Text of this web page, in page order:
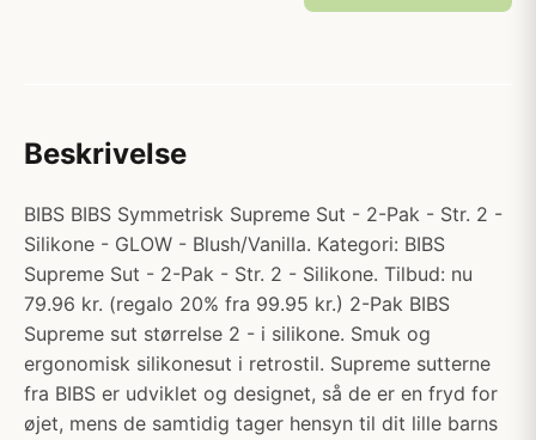
Beskrivelse
BIBS BIBS Symmetrisk Supreme Sut - 2-Pak - Str. 2 -
Silikone - GLOW - Blush/Vanilla. Kategori: BIBS
Supreme Sut - 2-Pak - Str. 2 - Silikone. Tilbud: nu
79.96 kr. (regalo 20% fra 99.95 kr.) 2-Pak BIBS
Supreme sut størrelse 2 - i silikone. Smuk og
ergonomisk silikonesut i retrostil. Supreme sutterne
fra BIBS er udviklet og designet, så de er en fryd for
øjet, mens de samtidig tager hensyn til dit lille barns